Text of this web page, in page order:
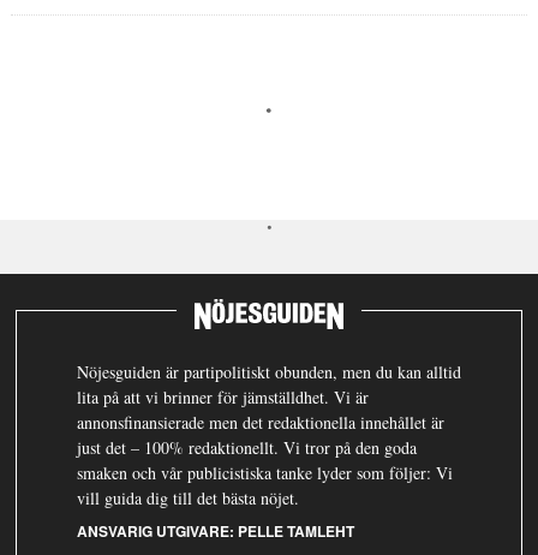
Nöjesguiden är partipolitiskt obunden, men du kan alltid
lita på att vi brinner för jämställdhet. Vi är
annonsfinansierade men det redaktionella innehållet är
just det – 100% redaktionellt. Vi tror på den goda
smaken och vår publicistiska tanke lyder som följer: Vi
vill guida dig till det bästa nöjet.
ANSVARIG UTGIVARE: PELLE TAMLEHT